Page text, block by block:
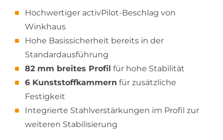
Hochwertiger activPilot-Beschlag von
Winkhaus
Hohe Basissicherheit bereits in der
Standardausführung
82 mm breites Profil für hohe Stabilität
6 Kunststoffkammern für zusätzliche
Festigkeit
Integrierte Stahlverstärkungen im Profil zur
weiteren Stabilisierung